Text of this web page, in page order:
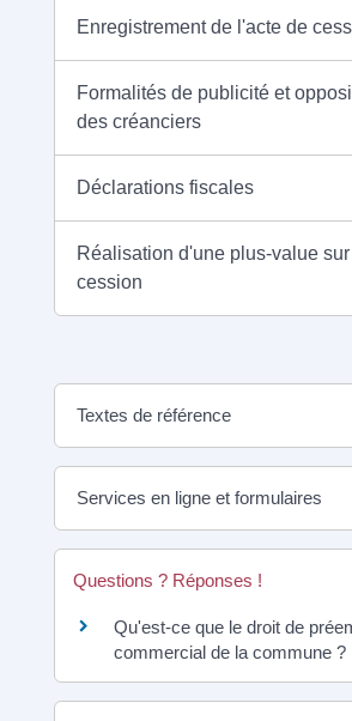
Enregistrement de l'acte de
Formalités de publicité et
des créanciers
Déclarations fiscales
Réalisation d'une plus-value
cession
Textes de référence
Services en ligne et formulaires
Questions ? Réponses !
Qu'est-ce que le droit de
commercial de la commune ?